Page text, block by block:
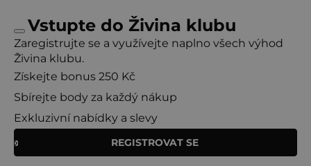
Vstupte do Živina klubu
Zaregistrujte se a využívejte naplno všech výhod
Živina klubu.
Získejte bonus 250 Kč
Sbírejte body za každý nákup
Exkluzivní nabídky a slevy
REGISTROVAT SE